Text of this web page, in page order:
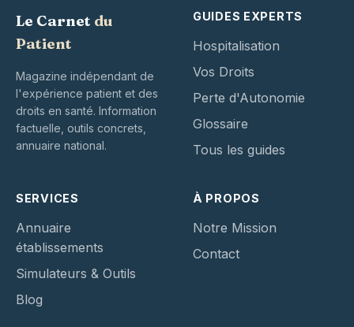
Le Carnet du
Patient
Magazine indépendant de
l'expérience patient et des
droits en santé. Information
factuelle, outils concrets,
annuaire national.
GUIDES EXPERTS
Hospitalisation
Vos Droits
Perte d'Autonomie
Glossaire
Tous les guides
SERVICES
Annuaire
établissements
Simulateurs & Outils
Blog
À PROPOS
Notre Mission
Contact